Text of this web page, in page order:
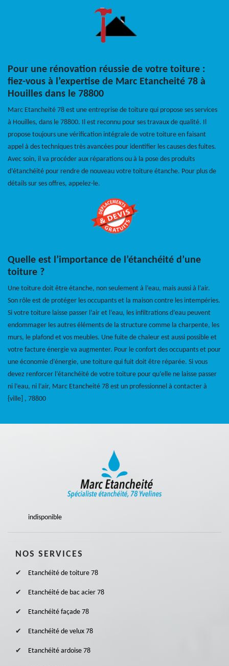
Pour une rénovation réussie de votre toiture :
fiez-vous à l’expertise de Marc Etancheité 78 à
Houilles dans le 78800
Marc Etancheité 78 est une entreprise de toiture qui propose ses services
à Houilles, dans le 78800. Il est reconnu pour ses travaux de qualité. Il
propose toujours une vérification intégrale de votre toiture en faisant
appel à des techniques très avancées pour identifier les causes des fuites.
Avec soin, il va procéder aux réparations ou à la pose des produits
d’étanchéité pour rendre de nouveau votre toiture étanche. Pour plus de
détails sur ses offres, appelez-le.
Quelle est l’importance de l’étanchéité d’une
toiture ?
Une toiture doit être étanche, non seulement à l’eau, mais aussi à l’air.
Son rôle est de protéger les occupants et la maison contre les intempéries.
Si votre toiture laisse passer l’air et l’eau, les infiltrations d’eau peuvent
endommager les autres éléments de la structure comme la charpente, les
murs, le plafond et vos meubles. Une fuite de chaleur est aussi possible et
votre facture énergie va augmenter. Pour le confort des occupants et pour
une économie d’énergie, une toiture qui fuit doit être réparée. Si vous
devez renforcer l’étanchéité de votre toiture pour qu’elle ne laisse passer
ni l’eau, ni l’air, Marc Etancheité 78 est un professionnel à contacter à
{ville] , 78800
indisponible
NOS SERVICES
Etanchéité de toiture 78
Etanchéité de bac acier 78
Etanchéité façade 78
Etanchéité de velux 78
Etanchéité ardoise 78